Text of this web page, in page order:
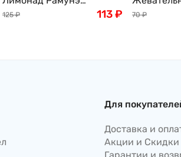
классический Сангария
125 ₽ 113₽
Coris со
70 ₽
Для
Доставка и
Акции и Скидки